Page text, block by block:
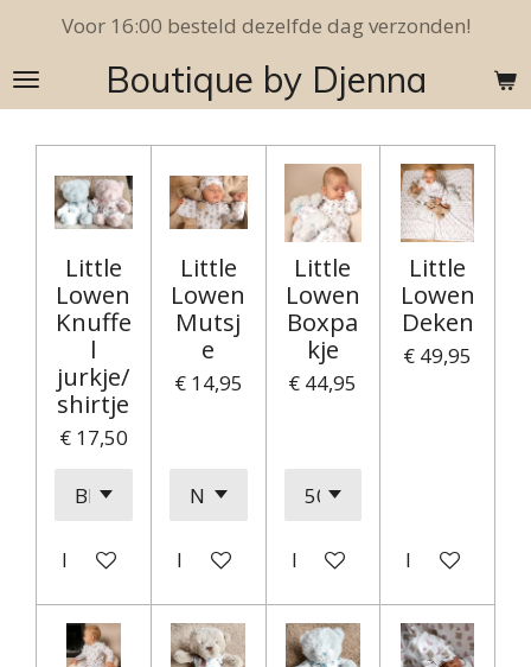
naar
de
hoofdinhoud
Boutique by Djenna
Voor 16:00 besteld dezelfde dag verzonden!
Little
Lowen
Knuffe
l
jurkje/
shirtje
€ 17,50
In winkelwagen
Little
Lowen
Mutsj
e
€ 14,95
In winkelwagen
Little
Lowen
Boxpa
kje
€ 44,95
In winkelwagen
Little
Lowen
Deken
€ 49,95
In